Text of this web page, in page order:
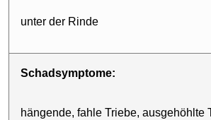
unter der Rinde
Schadsymptome:
hängende, fahle Triebe, ausgehöhlte